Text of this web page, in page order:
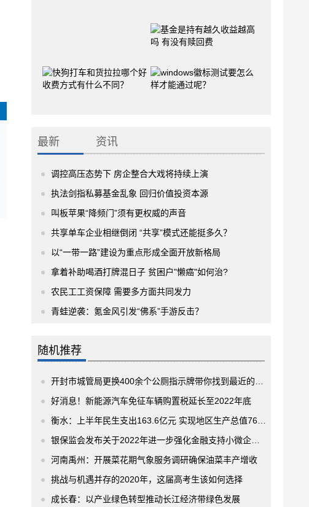
最新 资讯
调控高压态势下 房企整合大戏将持续上演
执法剑指私募基金乱象 回归价值投资本源
叫板苹果“降频门”须有更权威的声音
共享单车企业相继倒闭 “共享”模式还能挺多久？
以“一带一路”建设为重点形成全面开放新格局
拿着补助喝酒打牌混日子 贫困户"懒癌"如何治?
农民工工资保障 需要多方面共同发力
青蛙逆袭：氪金风引发“佛系”手游反击？
随机推荐
开封市城管局更换400余个公厕指示牌带你找到最近的厕所
好消息！新能源汽车免征车辆购置税延长至2022年底
衡水：上半年民生支出163.6亿元 实现地区生产总值762.4亿元
银保监会发布关于2022年进一步强化金融支持小微企业发展工作的通知
河南禹州：开展菜花期气象服务调研确保油菜丰产增收
挑战与机遇并存的2020年，这届高考生该如何选择
成长春：以产业绿色转型推动长江经济带绿色发展